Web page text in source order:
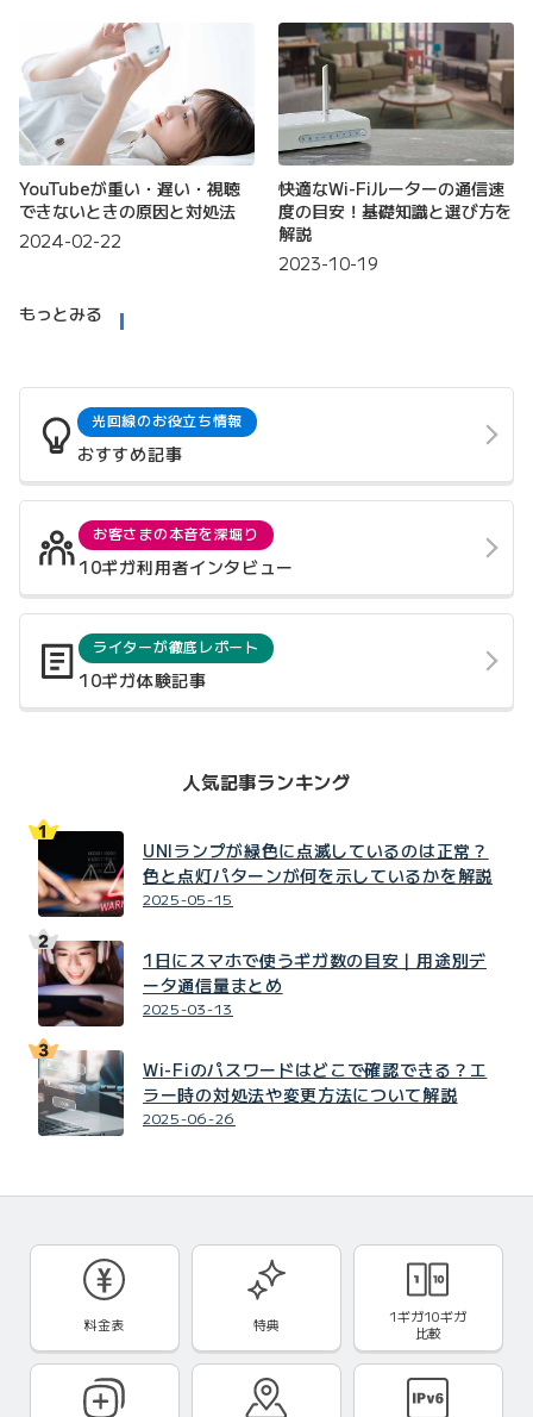
YouTubeが重い・遅い・視聴
できないときの原因と対処法
2024-02-22
快適なWi-Fiルーターの通信速
度の目安！基礎知識と選び方を
解説
2023-10-19
もっとみる
光回線のお役立ち情報
おすすめ記事
お客さまの本音を深堀り
10ギガ利用者インタビュー
ライターが徹底レポート
10ギガ体験記事
人気記事ランキング
UNIランプが緑色に点滅しているのは正常？
色と点灯パターンが何を示しているかを解説
2025-05-15
1日にスマホで使うギガ数の目安｜用途別デ
ータ通信量まとめ
2025-03-13
Wi-Fiのパスワードはどこで確認できる？エ
ラー時の対処法や変更方法について解説
2025-06-26
料金表 特典
1ギガ10ギガ
比較